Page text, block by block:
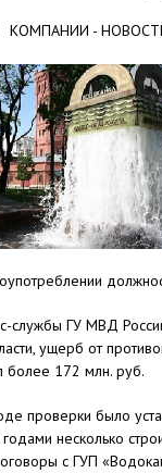
КОМПАНИИ -
службы ГУ МВД
ущерб от
более 172 млн. руб.
проверки было
несколько
с ГУП